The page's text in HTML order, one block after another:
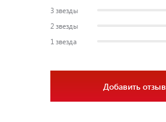
3 звезды
2 звезды
1 звезда
Добавить отзыв